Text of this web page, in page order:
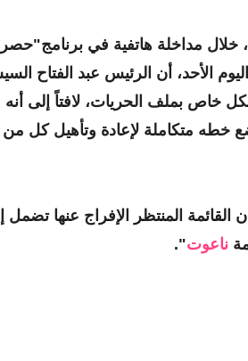
خلال مداخلة هاتفية في
2" اليوم الأحد، أن الرئيس عبد
خاص بملف الحريات، لافتاً إلى
خطه متكاملة لإعادة وتأهيل كل
القائمة المنتظر الإفراج عنها تضمل
ناعوت".
عن المحبوسين:
أول من سيفرج